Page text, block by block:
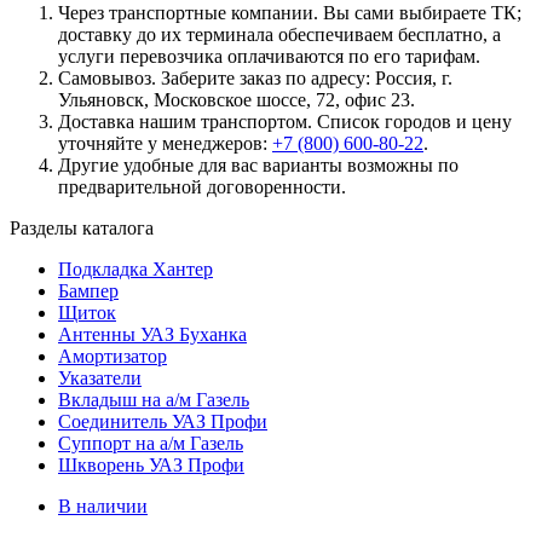
Через транспортные компании. Вы сами выбираете ТК;
доставку до их терминала обеспечиваем бесплатно, а
услуги перевозчика оплачиваются по его тарифам.
Самовывоз. Заберите заказ по адресу: Россия, г.
Ульяновск, Московское шоссе, 72, офис 23.
Доставка нашим транспортом. Список городов и цену
уточняйте у менеджеров: +7 (800) 600-80-22.
Другие удобные для вас варианты возможны по
предварительной договоренности.
Разделы каталога
Подкладка Хантер
Бампер
Щиток
Антенны УАЗ Буханка
Амортизатор
Указатели
Вкладыш на а/м Газель
Соединитель УАЗ Профи
Суппорт на а/м Газель
Шкворень УАЗ Профи
В наличии